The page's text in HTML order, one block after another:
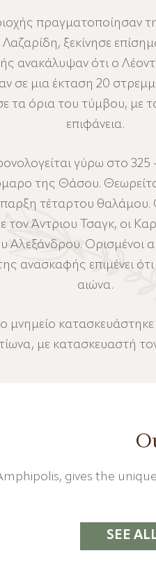
ξεκίνησε
ανακάλυψαν ότι ο
σε μια έκταση 20
τα όρια του τύμβου, με
επιφάνεια.
γύρω στο
της Θάσου.
τέταρτου θαλάμου.
Άντριου Τσαγκ, οι
Αλεξάνδρου. Ορισμένοι
ανασκαφής επιμένει
αιώνα.
μνημείο
με κατασκευαστή
gives the
SEE